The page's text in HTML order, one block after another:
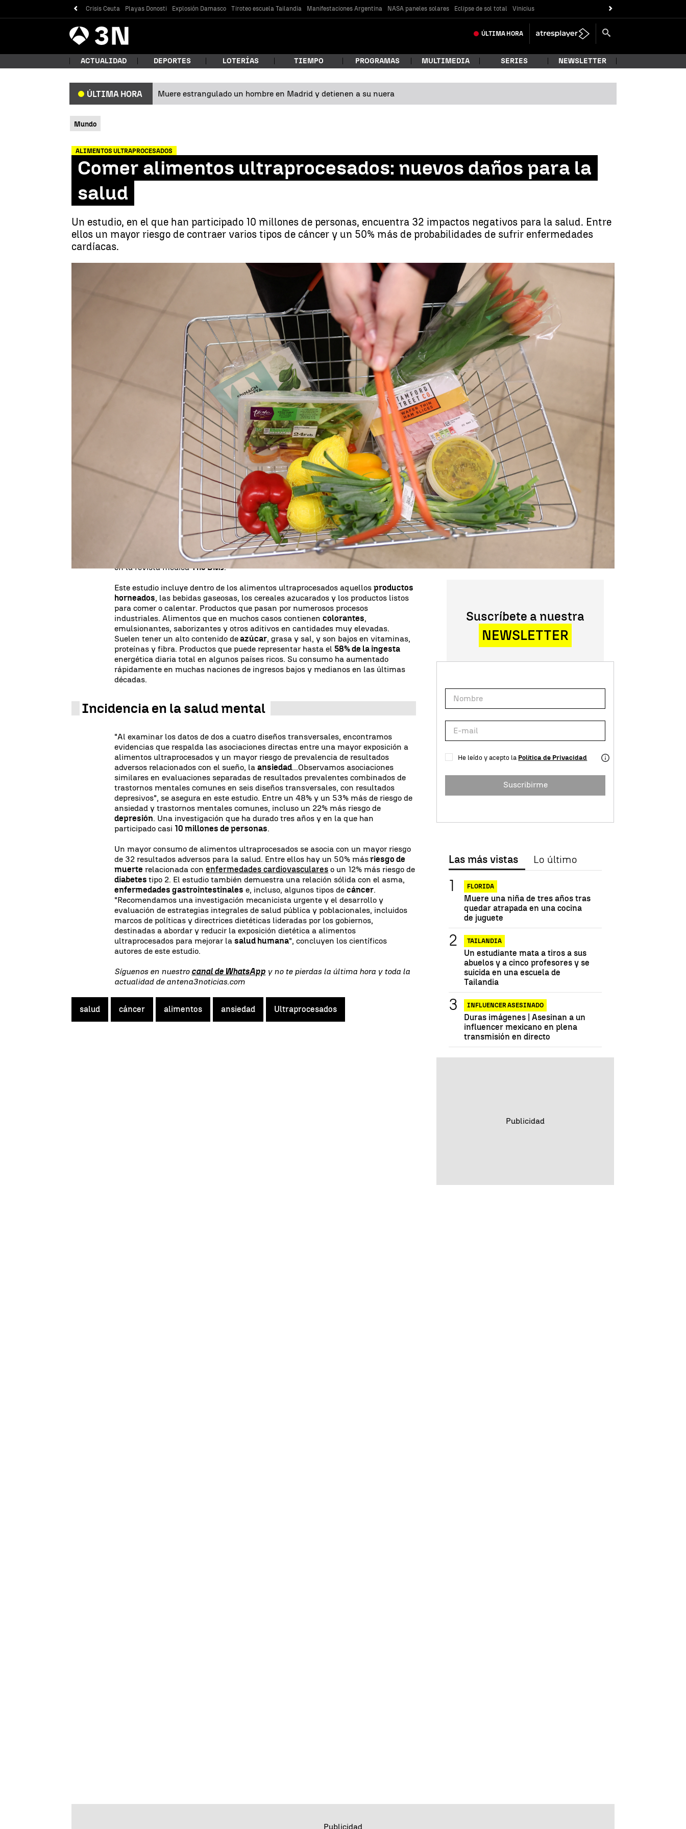
Crisis Ceuta Playas Donosti Explosión Damasco Tiroteo escuela Tailandia Manifestaciones Argentina NASA paneles solares Eclipse de sol total Vinicius
Antena
3 Noticias ÚLTIMA HORA
ACTUALIDAD DEPORTES LOTERÍAS TIEMPO PROGRAMAS MULTIMEDIA SERIES NEWSLETTER
ÚLTIMA HORA Muere estrangulado un hombre en Madrid y detienen a su nuera
Mundo
ALIMENTOS ULTRAPROCESADOS
Comer alimentos ultraprocesados: nuevos daños para la
salud
Un estudio, en el que han participado 10 millones de personas, encuentra 32 impactos negativos para la salud. Entre
ellos un mayor riesgo de contraer varios tipos de cáncer y un 50% más de probabilidades de sufrir enfermedades
cardíacas.
Comer alimentos ultraprocesados: nuevos daños para la salud |Reuters
29 de febrero de 2024, 11:45 WhatsappFacebook
X Linkedin
Un mayor consumo dealimentos ultraprocesados​​se asoció con un mayor
riesgo para la salud. Especialmente
problemas cardiacosy metabólicos,
trastornos mentales comunes, incluso pueden llegar a causar la muerte de
algunas personas. "Estos hallazgos proporcionan una justificación para
desarrollar y evaluar la eficacia del uso de medidas de salud pública. Habría que
reducir la exposición dietética aalimentos ultraprocesados​​para mejorar la salud
humana. Datos que también informan y brindan apoyo para investigaciones
mecanicistas urgentes" se asegura en el estudio realizado por científicos
australianos de laUniversidad de Deakin, y cuyos resultados han sido publicados
en la revista médicaThe BMJ.
Este estudio incluye dentro de los alimentos ultraprocesados aquellosproductos
horneados, las bebidas gaseosas, los cereales azucarados y los productos listos
para comer o calentar. Productos que pasan por numerosos procesos
industriales. Alimentos que en muchos casos contienencolorantes,
emulsionantes, saborizantes y otros aditivos en cantidades muy elevadas.
Suelen tener un alto contenido deazúcar, grasa y sal, y son bajos en vitaminas,
proteínas y fibra. Productos que puede representar hasta el58% de la ingesta
energética diaria total en algunos países ricos. Su consumo ha aumentado
rápidamente en muchas naciones de ingresos bajos y medianos en las últimas
décadas.
Incidencia en la salud mental
"Al examinar los datos de dos a cuatro diseños transversales, encontramos
evidencias que respalda las asociaciones directas entre una mayor exposición a
alimentos ultraprocesados ​​y un mayor riesgo de prevalencia de resultados
adversos relacionados con el sueño, laansiedad...Observamos asociaciones
similares en evaluaciones separadas de resultados prevalentes combinados de
trastornos mentales comunes en seis diseños transversales, con resultados
depresivos", se asegura en este estudio. Entre un 48% y un 53% más de riesgo de
ansiedad y trastornos mentales comunes, incluso un 22% más riesgo de
depresión. Una investigación que ha durado tres años y en la que han
participado casi 10 millones de personas.
Un mayor consumo de alimentos ultraprocesados se asocia con un mayor riesgo
de 32 resultados adversos para la salud. Entre ellos hay un 50% másriesgo de
muerte relacionada conenfermedades cardiovasculares o un 12% más riesgo de
diabetestipo 2. El estudio también demuestra una relación sólida con el asma,
enfermedades gastrointestinales e, incluso, algunos tipos decáncer.
"Recomendamos una investigación mecanicista urgente y el desarrollo y
evaluación de estrategias integrales de salud pública y poblacionales, incluidos
marcos de políticas y directrices dietéticas lideradas por los gobiernos,
destinadas a abordar y reducir la exposición dietética a alimentos
ultraprocesados ​​para mejorar lasalud humana", concluyen los científicos
autores de este estudio.
Síguenos en nuestro canal de WhatsApp y no te pierdas la última hora y toda la
actualidad de antena3noticias.com
salud cáncer alimentos ansiedad Ultraprocesados
Suscríbete a nuestra
NEWSLETTER
He leído y acepto la Política de Privacidad
Suscribirme
Las más vistas Lo último
FLORIDA
Muere una niña de tres años tras
quedar atrapada en una cocina
de juguete
TAILANDIA
Un estudiante mata a tiros a sus
abuelos y a cinco profesores y se
suicida en una escuela de
Tailandia
INFLUENCER ASESINADO
Duras imágenes | Asesinan a un
influencer mexicano en plena
transmisión en directo